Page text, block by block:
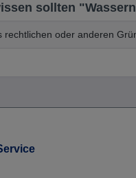
sollten
rechtlichen oder anderen